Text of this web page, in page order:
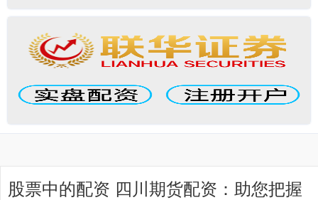
股票中的配资 四川期货配资：助您把握